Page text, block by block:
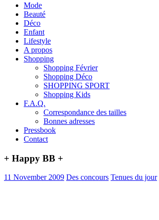
Mode
Beauté
Déco
Enfant
Lifestyle
A propos
Shopping
Shopping Février
Shopping Déco
SHOPPING SPORT
Shopping Kids
F.A.Q.
Correspondance des tailles
Bonnes adresses
Pressbook
Contact
+ Happy BB +
11 November 2009 Des concours Tenues du jour